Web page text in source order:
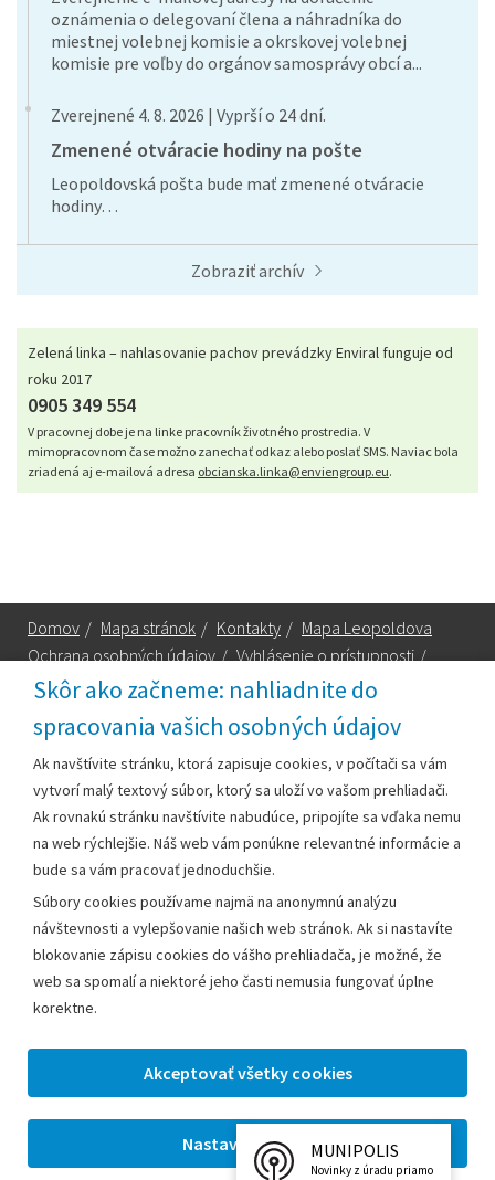
Skôr ako začneme: nahliadnite do
spracovania vašich osobných údajov
Ak navštívite stránku, ktorá zapisuje cookies, v počítači sa vám
vytvorí malý textový súbor, ktorý sa uloží vo vašom prehliadači.
Ak rovnakú stránku navštívite nabudúce, pripojíte sa vďaka nemu
na web rýchlejšie. Náš web vám ponúkne relevantné informácie a
bude sa vám pracovať jednoduchšie.
Súbory cookies používame najmä na anonymnú analýzu
návštevnosti a vylepšovanie našich web stránok. Ak si nastavíte
blokovanie zápisu cookies do vášho prehliadača, je možné, že
web sa spomalí a niektoré jeho časti nemusia fungovať úplne
korektne.
oznámenia o delegovaní člena a náhradníka do
miestnej volebnej komisie a okrskovej volebnej
komisie pre voľby do orgánov samosprávy obcí a...
Zverejnené 4. 8. 2026 | Vyprší o 24 dní.
Zmenené otváracie hodiny na pošte
Leopoldovská pošta bude mať zmenené otváracie
hodiny…
Zobraziť archív
Zelená linka – nahlasovanie pachov prevádzky Enviral funguje od
roku 2017
0905 349 554
V pracovnej dobe je na linke pracovník životného prostredia. V
mimopracovnom čase možno zanechať odkaz alebo poslať SMS. Naviac bola
zriadená aj e-mailová adresa obcianska.linka@enviengroup.eu.
Domov / Mapa stránok / Kontakty / Mapa Leopoldova
Ochrana osobných údajov / Vyhlásenie o prístupnosti /
Technická podpora
Mestský úrad Leopoldov
Hlohovská cesta 1818/2A
920 41 Leopoldov
Kontakt:
Telefón:+42133/285 27 11
Email:
mesto@leopoldov.sk
primatorka@leopoldov.sk
Webmaster:webmaster@leopoldov.sk
2026 © Mestský úrad Leopoldov |
Nastavenia cookies
MUNIPOLIS
Novinky z úradu priamo